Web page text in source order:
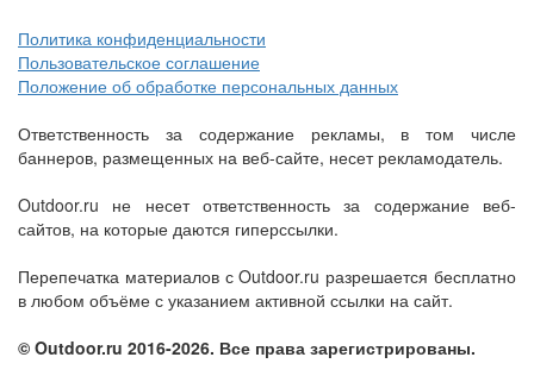
Политика конфиденциальности
Пользовательское соглашение
Положение об обработке персональных данных
Ответственность за содержание рекламы, в том числе
баннеров, размещенных на веб-сайте, несет рекламодатель.
Outdoor.ru не несет ответственность за содержание веб-
сайтов, на которые даются гиперссылки.
Перепечатка материалов с Outdoor.ru разрешается бесплатно
в любом объёме с указанием активной ссылки на сайт.
© Outdoor.ru 2016-2026. Все права зарегистрированы.